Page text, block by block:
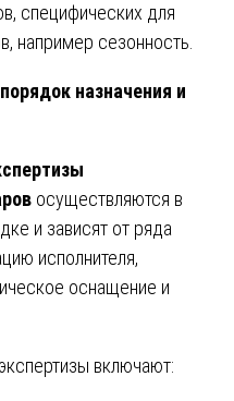
специфических для
например сезонность.
назначения и
осуществляются в
и зависят от ряда
исполнителя,
оснащение и
включают: